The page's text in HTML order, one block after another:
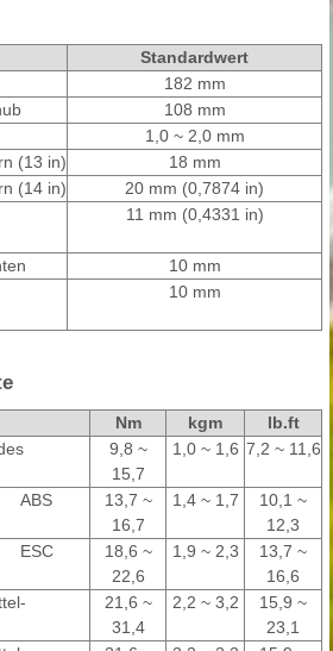
Standardwert
182 mm
108 mm
1,0 ~ 2,0 mm
(13 in)
18 mm
(14 in)
20 mm (0,7874 in)
11 mm (0,4331 in)
10 mm
10 mm
Nm kgm
lb.ft
9,8 ~
15,7
1,0 ~ 1,6 7,2 ~ 11,6
ABS
13,7 ~
16,7
1,4 ~ 1,7
10,1 ~
12,3
ESC
18,6 ~
22,6
1,9 ~ 2,3
13,7 ~
16,6
21,6 ~
31,4
2,2 ~ 3,2
15,9 ~
23,1